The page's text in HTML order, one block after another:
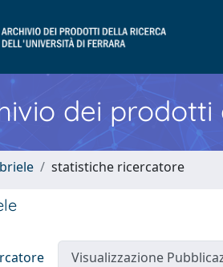
dei prodotti
statistiche ricercatore
Visualizzazione